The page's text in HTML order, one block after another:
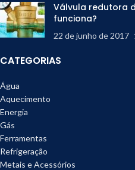
Válvula redutora
funciona?
22 de junho de 2017
CATEGORIAS
Água
Aquecimento
Energia
Gás
Ferramentas
Refrigeração
Metais e Acessórios